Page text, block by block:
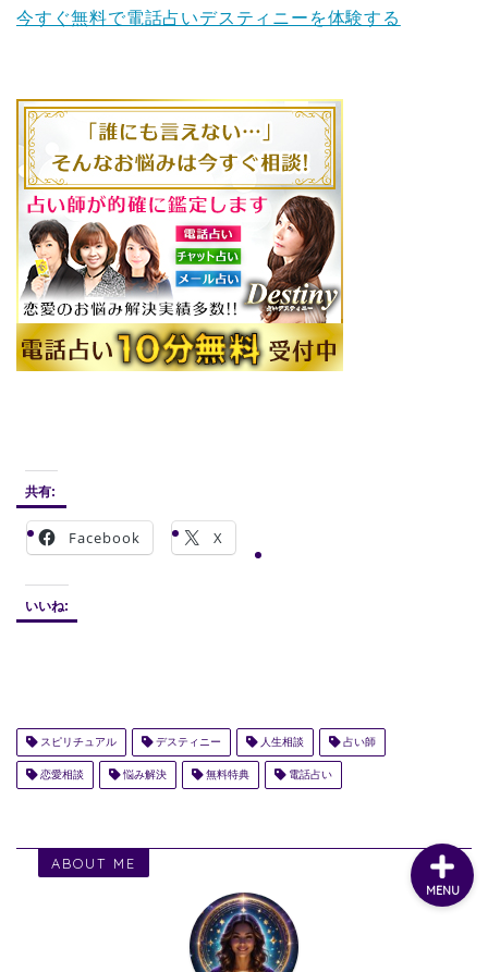
今すぐ無料で電話占いデスティニーを体験する
共有:
Facebook X
いいね:
スピリチュアル デスティニー 人生相談 占い師
恋愛相談 悩み解決 無料特典 電話占い
ABOUT ME
MENU